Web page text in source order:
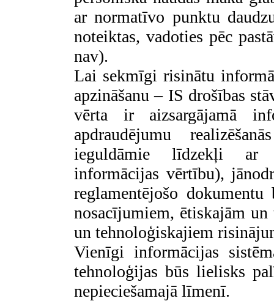
ar normatīvo punktu
noteiktas, vadoties pēc
nav).
Lai sekmīgi risinātu
apzināšanu – IS drošības
vērta ir aizsargājamā
apdraudējumu
ieguldāmie līdzekļi ar
informācijas vērtību),
reglamentējošo
nosacījumiem, ētiskajām
un tehnoloģiskajiem
Vienīgi informācijas
tehnoloģijas būs lielisks
nepieciešamajā līmenī.